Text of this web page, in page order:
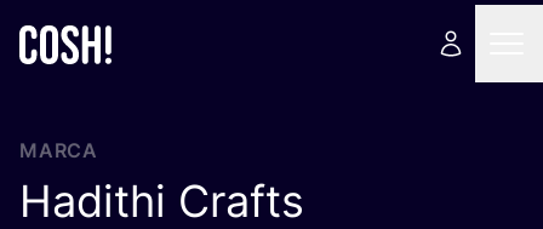
MARCA
Hadithi Crafts